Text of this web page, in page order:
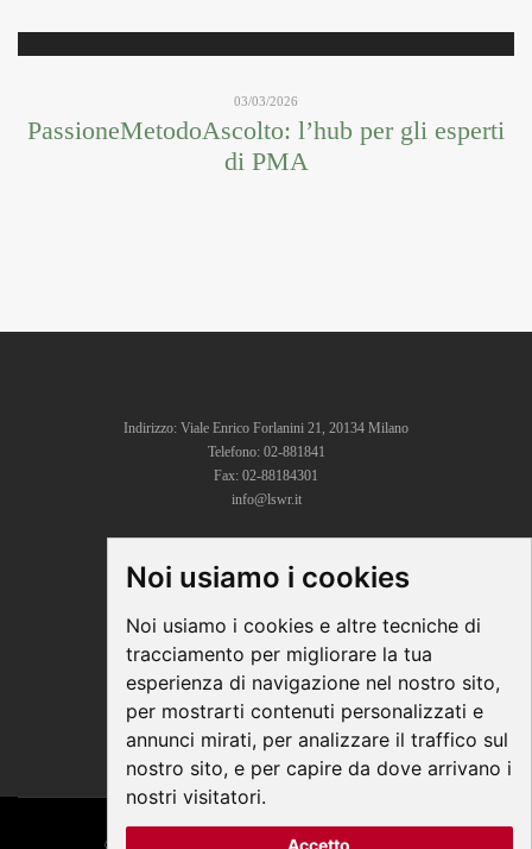
Noi usiamo i cookies
Noi usiamo i cookies e altre tecniche di
tracciamento per migliorare la tua
esperienza di navigazione nel nostro sito,
per mostrarti contenuti personalizzati e
annunci mirati, per analizzare il traffico sul
nostro sito, e per capire da dove arrivano i
nostri visitatori.
Accetto
03/03/2026
PassioneMetodoAscolto: l’hub per gli esperti
di PMA
Indirizzo: Viale Enrico Forlanini 21, 20134 Milano
Telefono: 02-881841
Fax: 02-88184301
info@lswr.it
CONNECT
Linkedin
Instagram
Youtube